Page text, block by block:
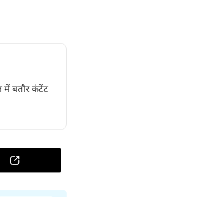
में बतौर कंटेंट